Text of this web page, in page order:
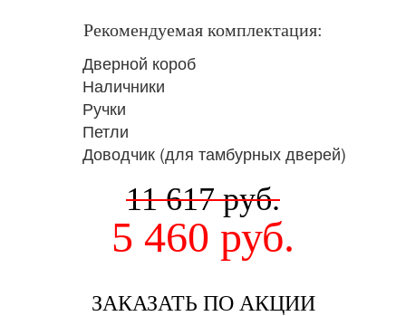
Рекомендуемая комплектация:
Дверной короб
Наличники
Ручки
Петли
Доводчик (для тамбурных дверей)
11 617руб.
5 460 руб.
ЗАКАЗАТЬ ПО АКЦИИ